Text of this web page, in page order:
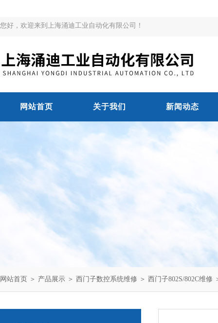
您好，欢迎来到上海涌迪工业自动化有限公司！
网站首页 关于我们 新闻动态
网站首页 ＞ 产品展示 ＞ 西门子数控系统维修 ＞ 西门子802S/802C维修